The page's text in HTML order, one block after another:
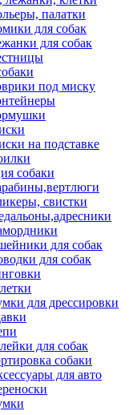
палатки
для собак
для собак
под миску
на подставке
собаки
свистки
для собак
для собак
для дрессировки
для собак
собаки
для авто